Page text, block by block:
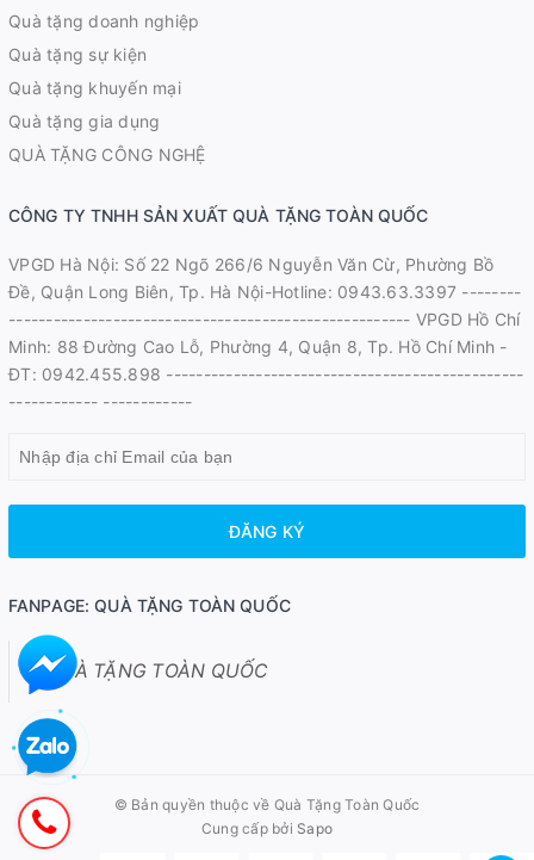
Quà tặng doanh nghiệp
Quà tặng sự kiện
Quà tặng khuyến mại
Quà tặng gia dụng
QUÀ TẶNG CÔNG NGHỆ
CÔNG TY TNHH SẢN XUẤT QUÀ TẶNG TOÀN QUỐC
VPGD Hà Nội: Số 22 Ngõ 266/6 Nguyễn Văn Cừ, Phường Bồ
Đề, Quận Long Biên, Tp. Hà Nội-Hotline: 0943.63.3397 --------
------------------------------------------------------ VPGD Hồ Chí
Minh: 88 Đường Cao Lỗ, Phường 4, Quận 8, Tp. Hồ Chí Minh -
ĐT: 0942.455.898 ------------------------------------------------
------------ ------------
ĐĂNG KÝ
FANPAGE: QUÀ TẶNG TOÀN QUỐC
QUÀ TẶNG TOÀN QUỐC
© Bản quyền thuộc về Quà Tặng Toàn Quốc
Cung cấp bởi Sapo